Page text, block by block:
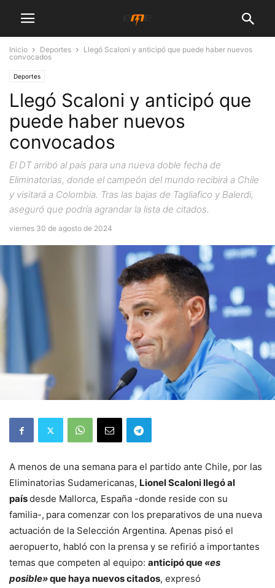
Inicio Deportes
Llegó Scaloni y anticipó que puede haber nuevos
convocados
Deportes
Llegó Scaloni y anticipó que
puede haber nuevos
convocados
El DT arribó al país para una nueva doble fecha de
Eliminatorias, donde el campeón del mundo recibirá a Chile
y visitará a Colombia. Tras las bajas de Tagliafico y Balerdi,
aseguró que podría agrandar la lista de citados.
viernes 30 de agosto de 2024
A menos de una semana para el partido ante Chile, por las
Eliminatorias Sudamericanas, Lionel Scaloni llegó al
paísdesde Mallorca, España -donde reside con su
familia-, para comenzar con los preparativos de una nueva
actuación de la Selección Argentina. Apenas pisó el
aeropuerto, habló con la prensa y se refirió a importantes
temas que competen al equipo: anticipó que «es
posible»que haya nuevos citados, expresó